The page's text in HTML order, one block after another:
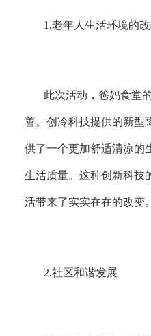
1.老年人生活环境的
此次活动，爸妈食堂
善。创冷科技提供的新型
供了一个更加舒适清凉的
生活质量。这种创新科技
活带来了实实在在的改变。
2.社区和谐发展